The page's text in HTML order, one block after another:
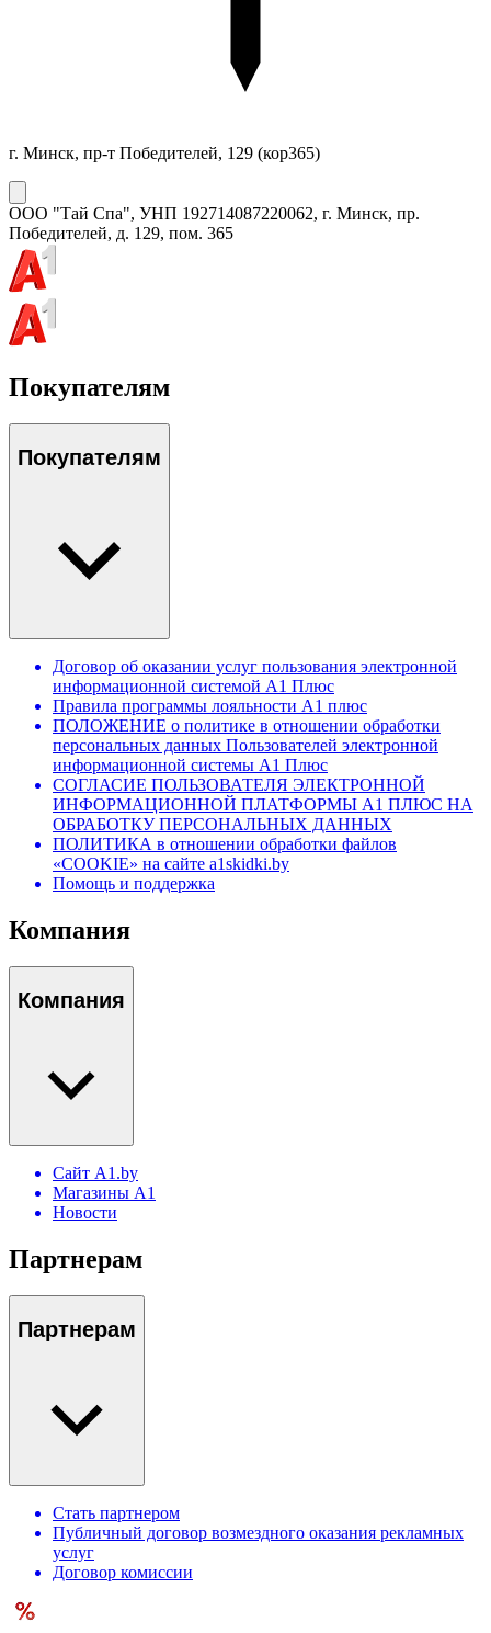
г. Минск, пр-т Победителей, 129 (кор365)
ООО "Тай Спа", УНП 192714087220062, г. Минск, пр.
Победителей, д. 129, пом. 365
Покупателям
Покупателям
Договор об оказании услуг пользования электронной
информационной системой А1 Плюс
Правила программы лояльности А1 плюс
ПОЛОЖЕНИЕ о политике в отношении обработки
персональных данных Пользователей электронной
информационной системы А1 Плюс
СОГЛАСИЕ ПОЛЬЗОВАТЕЛЯ ЭЛЕКТРОННОЙ
ИНФОРМАЦИОННОЙ ПЛАТФОРМЫ А1 ПЛЮС НА
ОБРАБОТКУ ПЕРСОНАЛЬНЫХ ДАННЫХ
ПОЛИТИКА в отношении обработки файлов
«COOKIE» на сайте a1skidki.by
Помощь и поддержка
Компания
Компания
Сайт A1.by
Магазины А1
Новости
Партнерам
Партнерам
Стать партнером
Публичный договор возмездного оказания рекламных
услуг
Договор комиссии